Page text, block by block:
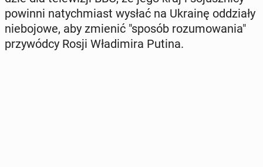
powinni na­tych­miast wysłać na Ukrainę od­dzia­ły
nie­bo­jo­we, aby zmienić "sposób ro­zu­mo­wa­nia"
przy­wód­cy Rosji Wła­di­mi­ra Putina.